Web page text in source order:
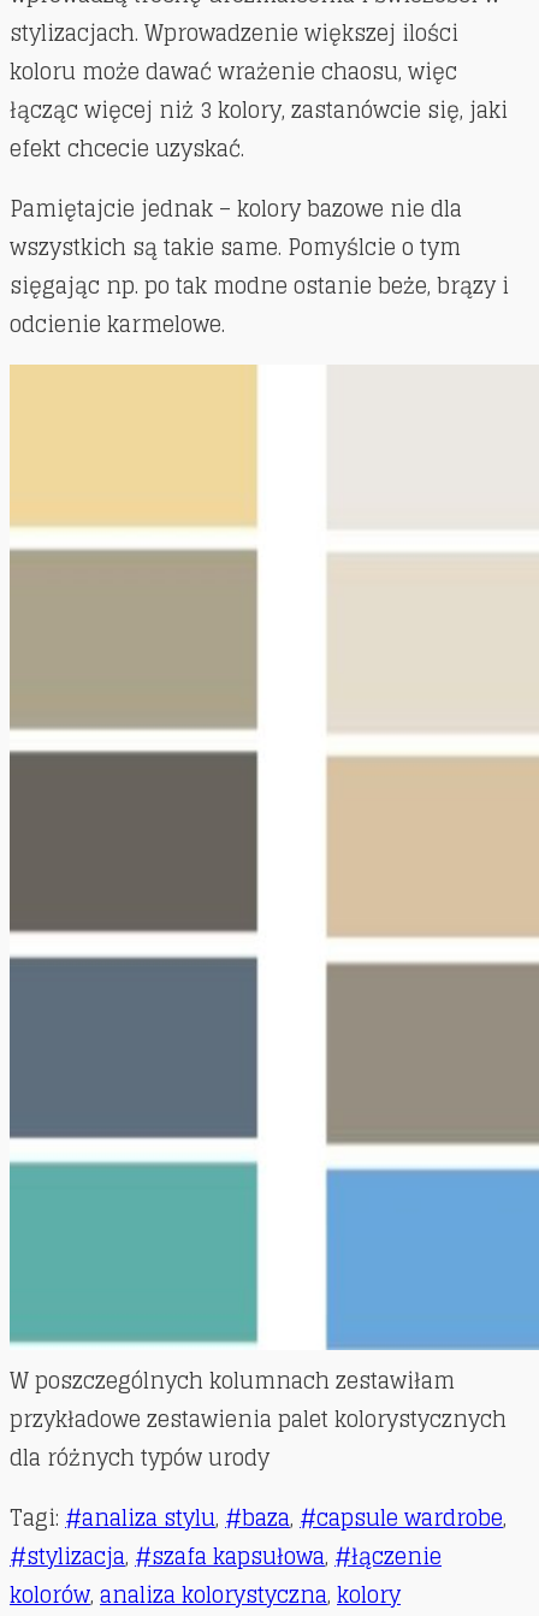
stylizacjach. Wprowadzenie większej ilości
koloru może dawać wrażenie chaosu, więc
łącząc więcej niż 3 kolory, zastanówcie się, jaki
efekt chcecie uzyskać.
Pamiętajcie jednak – kolory bazowe nie dla
wszystkich są takie same. Pomyślcie o tym
sięgając np. po tak modne ostanie beże, brązy i
odcienie karmelowe.
W poszczególnych kolumnach zestawiłam
przykładowe zestawienia palet kolorystycznych
dla różnych typów urody
Tagi:#analiza stylu,#baza,#capsule wardrobe,
#stylizacja,#szafa kapsułowa,#łączenie
kolorów,analiza kolorystyczna,kolory